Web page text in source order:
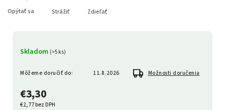
€3,30
€2,77 bez DPH
Skladom (>5 ks)
Môžeme doručiť do: 11.8.2026 Možnosti doručenia
Opýtať sa Strážiť Zdieľať